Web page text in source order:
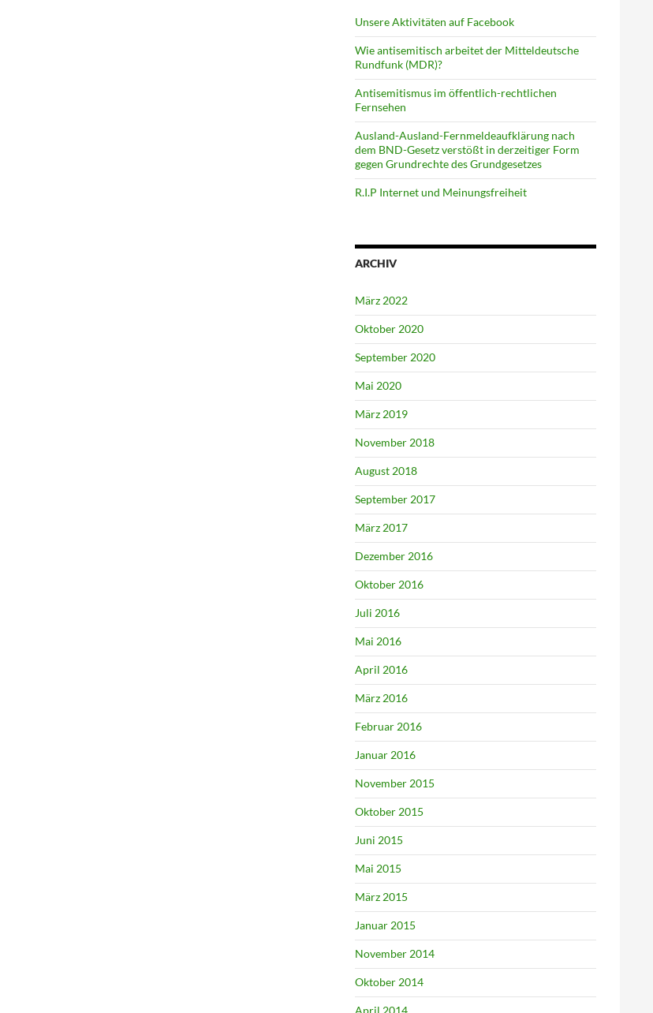
Unsere Aktivitäten auf Facebook
Wie antisemitisch arbeitet der Mitteldeutsche
Rundfunk (MDR)?
Antisemitismus im öffentlich-rechtlichen
Fernsehen
Ausland-Ausland-Fernmeldeaufklärung nach
dem BND-Gesetz verstößt in derzeitiger Form
gegen Grundrechte des Grundgesetzes
R.I.P Internet und Meinungsfreiheit
ARCHIV
März 2022
Oktober 2020
September 2020
Mai 2020
März 2019
November 2018
August 2018
September 2017
März 2017
Dezember 2016
Oktober 2016
Juli 2016
Mai 2016
April 2016
März 2016
Februar 2016
Januar 2016
November 2015
Oktober 2015
Juni 2015
Mai 2015
März 2015
Januar 2015
November 2014
Oktober 2014
April 2014